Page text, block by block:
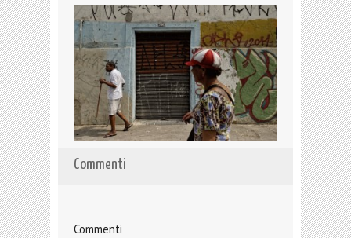
Commenti
Commenti